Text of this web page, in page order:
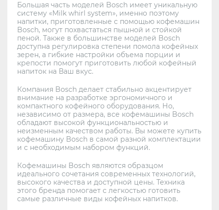
Большая часть моделей Bosch имеет уникальную
систему «Milk whirl system», именно поэтому
напитки, приготовленные с помощью кофемашин
Bosch, могут похвастаться пышной и стойкой
пеной. Также в большинстве моделей Bosch
доступна регулировка степени помола кофейных
зерен, а гибкие настройки объема порции и
крепости помогут приготовить любой кофейный
напиток на Ваш вкус.
Компания Bosch делает стабильно акцентирует
внимание на разработке эргономичного и
компактного кофейного оборудования. Но,
независимо от размера, все кофемашины Bosch
обладают высокой функциональностью и
неизменным качеством работы. Вы можете купить
кофемашину Bosch в самой разной комплектации
и с необходимым набором функций.
Кофемашины Bosch являются образцом
идеального сочетания современных технологий,
высокого качества и доступной цены. Техника
этого бренда помогает с легкостью готовить
самые различные виды кофейных напитков.